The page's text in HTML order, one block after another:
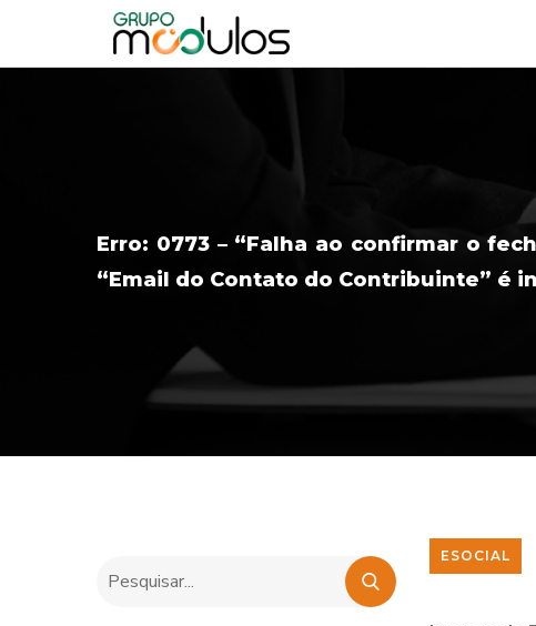
Erro: 0773 – “Falha ao confirmar o
“Email do Contato do Contribuinte” é
ESOCIAL